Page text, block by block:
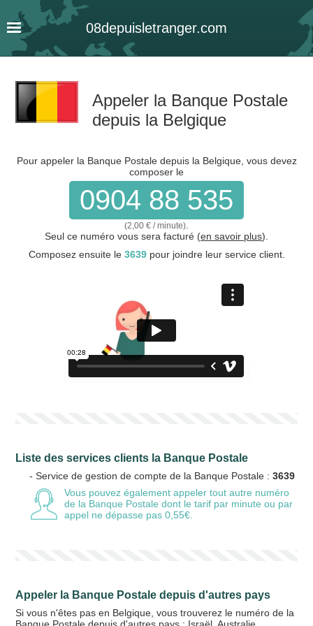
08depuisletranger.com
Appeler la Banque Postale
depuis la Belgique
Pour appeler la Banque Postale depuis la Belgique, vous devez
composer le
0904 88 535
(2,00 € / minute)
Seul ce numéro vous sera facturé (en savoir plus).
Composez ensuite le 3639pour joindre leur service client.
Liste des services clients la Banque Postale
- Service de gestion de compte de la Banque Postale :3639
Vous pouvez également appeler tout autre numéro
de la Banque Postale dont le tarif par minute ou par
appel ne dépasse pas 0,55€.
Appeler la Banque Postale depuis d'autres pays
Si vous n'êtes pas en Belgique, vous trouverez le numéro de la